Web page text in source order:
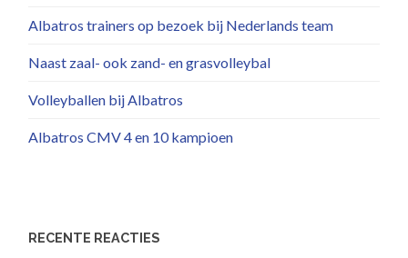
Albatros trainers op bezoek bij Nederlands team
Naast zaal- ook zand- en grasvolleybal
Volleyballen bij Albatros
Albatros CMV 4 en 10 kampioen
RECENTE REACTIES